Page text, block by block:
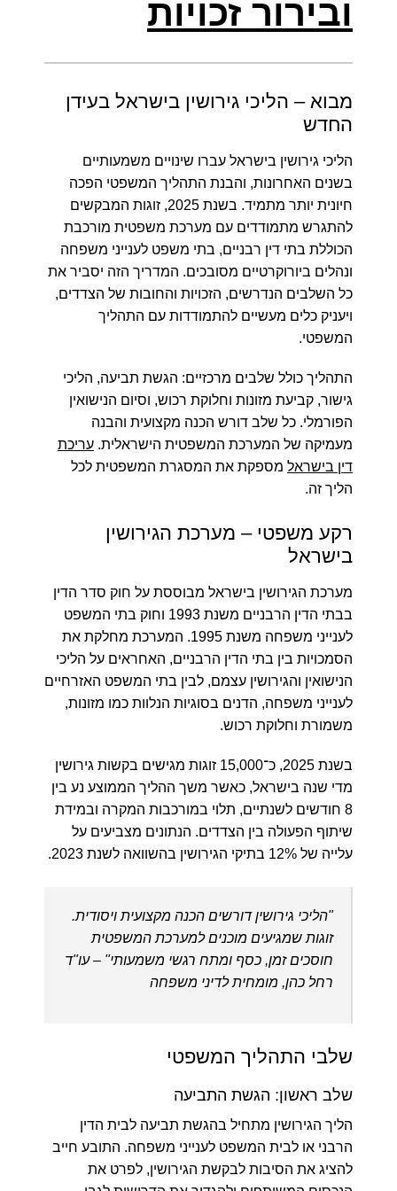
ובירור זכויות
מבוא – הליכי גירושין בישראל בעידן
החדש
הליכי גירושין בישראל עברו שינויים משמעותיים
בשנים האחרונות, והבנת התהליך המשפטי הפכה
חיונית יותר מתמיד.
בשנת 2025, זוגות המבקשים
להתגרש מתמודדים עם מערכת משפטית מורכבת
הכוללת בתי דין רבניים, בתי משפט לענייני משפחה
ונהלים ביורוקרטיים מסובכים. המדריך הזה יסביר את
כל השלבים הנדרשים, הזכויות והחובות של הצדדים,
ויעניק כלים מעשיים להתמודדות עם התהליך
המשפטי.
התהליך כולל שלבים מרכזיים: הגשת תביעה, הליכי
גישור, קביעת מזונות וחלוקת רכוש, וסיום הנישואין
הפורמלי. כל שלב דורש הכנה מקצועית והבנה
מעמיקה של המערכת המשפטית הישראלית. עריכת
דין בישראל מספקת את המסגרת המשפטית לכל
הליך זה.
רקע משפטי – מערכת הגירושין
בישראל
מערכת הגירושין בישראל מבוססת על חוק סדר הדין
בבתי הדין הרבניים משנת 1993 וחוק בתי המשפט
לענייני משפחה משנת 1995. המערכת מחלקת את
הסמכויות בין בתי הדין הרבניים, האחראים על הליכי
הנישואין והגירושין עצמם, לבין בתי המשפט האזרחיים
לענייני משפחה, הדנים בסוגיות הנלוות כמו מזונות,
משמורת וחלוקת רכוש.
בשנת 2025, כ־ 15,000 זוגות
מגישים בקשות גירושין
מדי שנה בישראל, כאשר משך ההליך הממוצע נע בין
8 חודשים לשנתיים, תלוי במורכבות המקרה ובמידת
שיתוף הפעולה בין הצדדים. הנתונים מצביעים על
עלייה של 12% בתיקי הגירושין בהשוואה לשנת 2023.
"הליכי גירושין דורשים הכנה מקצועית ויסודית.
זוגות שמגיעים מוכנים למערכת המשפטית
חוסכים זמן, כסף ומתח רגשי משמעותי" – עו"ד
רחל כהן, מומחית לדיני משפחה
שלבי התהליך המשפטי
שלב ראשון: הגשת התביעה
הליך הגירושין מתחיל בהגשת תביעה לבית הדין
הרבני או לבית המשפט לענייני משפחה. התובע חייב
להציג את הסיבות לבקשת הגירושין, לפרט את